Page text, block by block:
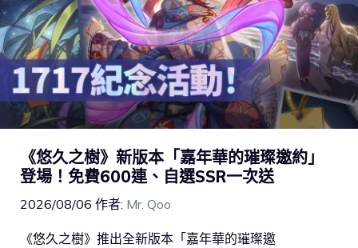
《悠久之樹》新版本「嘉年華的璀璨邀約」
登場！免費600連、自選SSR一次送
2026/08/06 作者: Mr. Qoo
《悠久之樹》推出全新版本「嘉年華的璀璨邀